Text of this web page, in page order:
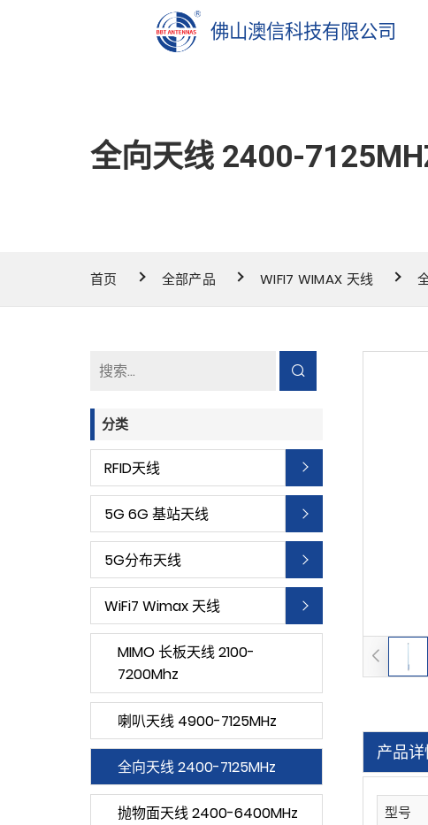
佛山澳信科技有限公司
全向天线 2400-
首页 全部产品 WIFI7 WIMAX 天线
分类
RFID天线
5G 6G 基站天线
5G分布天线
WiFi7 Wimax 天线
MIMO 长板天线 2100-
7200Mhz
喇叭天线 4900-7125MHz
全向天线 2400-7125MHz
抛物面天线 2400-6400MHz
产品
型号